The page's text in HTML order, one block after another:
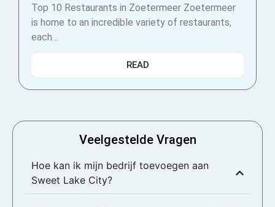
Top 10 Restaurants in Zoetermeer Zoetermeer
is home to an incredible variety of restaurants,
each…
READ
Veelgestelde Vragen
Hoe kan ik mijn bedrijf toevoegen aan
Sweet Lake City?